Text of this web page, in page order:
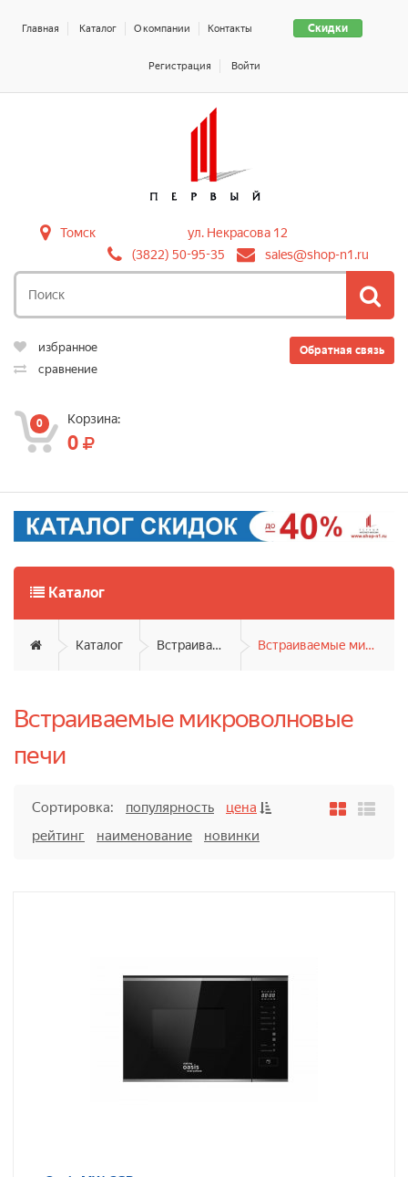
Скидки
Главная Каталог О компании Контакты
Регистрация Войти
Томск
ул. Некрасова 12
(3822) 50-95-35
sales@shop-n1.ru
Обратная связь
избранное
сравнение
0 Корзина:
0
Каталог
Каталог Встраиваемая техника Встраиваемые микроволновые печи
Встраиваемые микроволновые
печи
Сортировка: популярность
цена
рейтинг
наименование новинки